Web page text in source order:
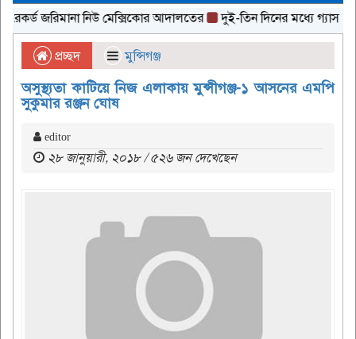
জরিমানা নিউ মেক্সিকোর আদালতের
দুই-তিন দিনের মধ্যে গ্যাস সরবরাহ
প্রচ্ছদ মুন্সিগঞ্জ
অসুস্থ্যতা কাটিয়ে নিজ এলাকায় মুন্সীগঞ্জ-১ আসনের এমপি
সুকুমার রঞ্জন ঘোষ
editor
২৮ জানুয়ারী, ২০১৮ / ৫২৬ জন দেখেছেন